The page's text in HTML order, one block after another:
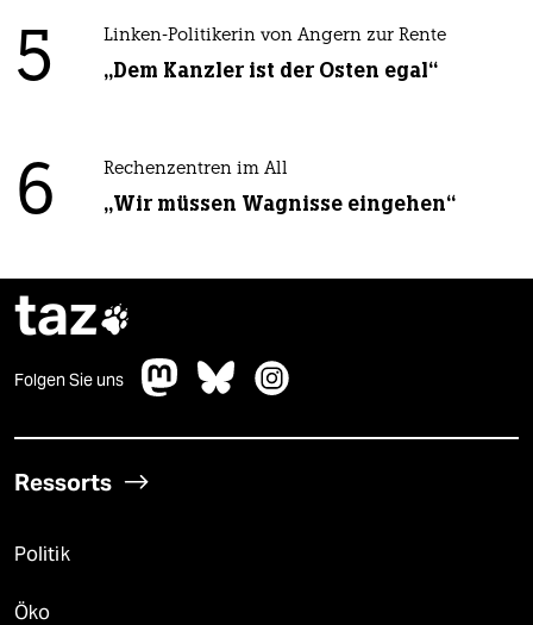
5 Linken-Politikerin von Angern zur Rente
„Dem Kanzler ist der Osten egal“
6 Rechenzentren im All
„Wir müssen Wagnisse eingehen“
taz
Folgen Sie uns
Ressorts
Politik
Öko